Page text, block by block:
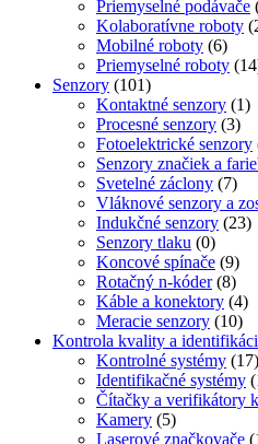
Priemyselné podávače
Kolaboratívne roboty
Mobilné roboty (6)
Priemyselné roboty
Senzory (101)
Kontaktné senzory (1)
Procesné senzory (3)
Fotoelektrické senzory
Senzory značiek a
Svetelné záclony (7)
Vláknové senzory a
Indukčné senzory (23)
Senzory tlaku (0)
Koncové spínače (9)
Rotačný n-kóder (8)
Káble a konektory (4)
Meracie senzory (10)
Kontrola kvality a
Kontrolné systémy (17)
Identifikačné systémy
Čítačky a verifikátory
Kamery (5)
Laserové značkovače